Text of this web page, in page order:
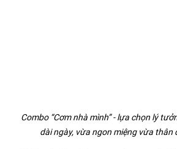
Combo “Cơm nhà mình” - lựa chọn lý
dài ngày, vừa ngon miệng vừa thân